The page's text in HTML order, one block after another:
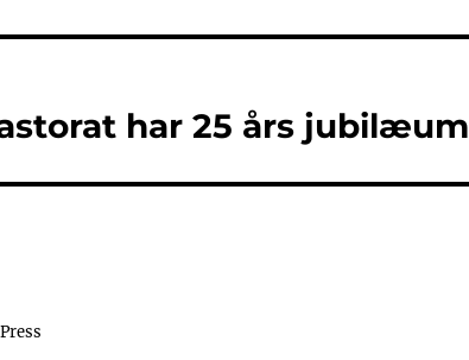
har 25 års jubilæum